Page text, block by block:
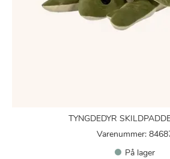
TYNGDEDYR
Varenummer:
På lager